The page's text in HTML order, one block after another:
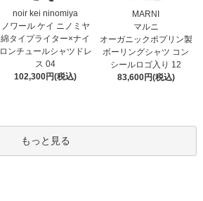
noir kei ninomiya
ノワール ケイ ニノミヤ
綿タイプライター×ナイ
ロンチュールシャツドレ
ス 04
102,300円(税込)
MARNI
マルニ
オーガニックポプリン製
ボーリングシャツ コン
シールロゴ入り 12
83,600円(税込)
もっと見る